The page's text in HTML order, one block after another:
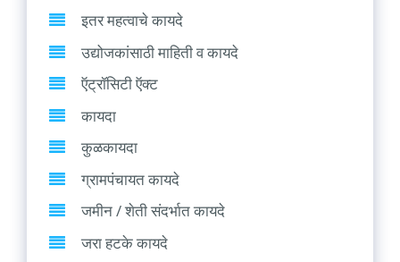
इतर महत्वाचे कायदे
उद्योजकांसाठी माहिती व कायदे
ऍट्रॉसिटी ऍक्ट
कायदा
कुळकायदा
ग्रामपंचायत कायदे
जमीन / शेती संदर्भात कायदे
जरा हटके कायदे